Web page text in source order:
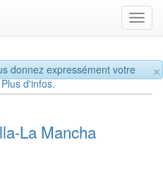
×
donnez expressément votre
Plus d'infos.
La Mancha